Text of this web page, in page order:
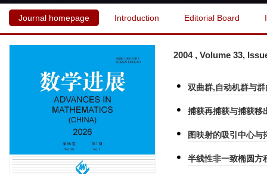
Journal homepage Introduction Editorial Board
2004 , Volume 33,
双曲群,自动机群与
捕获再捕获与捕获移
图映射的吸引中心与
半线性非一致椭圆